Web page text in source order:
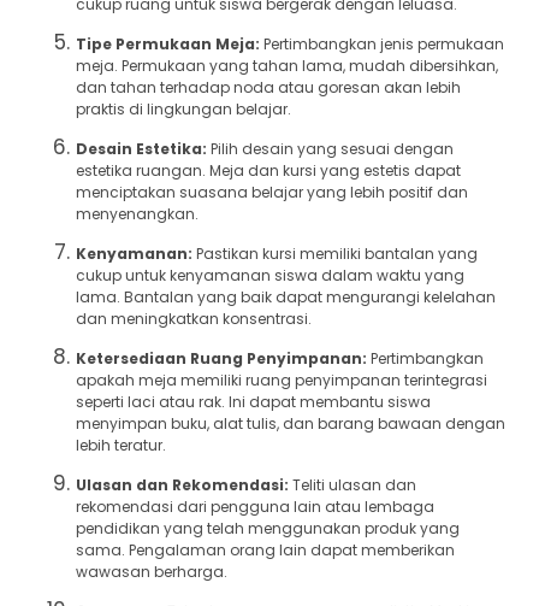
Tipe Permukaan Meja: Pertimbangkan jenis permukaan
meja. Permukaan yang tahan lama, mudah dibersihkan,
dan tahan terhadap noda atau goresan akan lebih
praktis di lingkungan belajar.
Desain Estetika: Pilih desain yang sesuai dengan
estetika ruangan. Meja dan kursi yang estetis dapat
menciptakan suasana belajar yang lebih positif dan
menyenangkan.
Kenyamanan: Pastikan kursi memiliki bantalan yang
cukup untuk kenyamanan siswa dalam waktu yang
lama. Bantalan yang baik dapat mengurangi kelelahan
dan meningkatkan konsentrasi.
Ketersediaan Ruang Penyimpanan: Pertimbangkan
apakah meja memiliki ruang penyimpanan terintegrasi
seperti laci atau rak. Ini dapat membantu siswa
menyimpan buku, alat tulis, dan barang bawaan dengan
lebih teratur.
Ulasan dan Rekomendasi: Teliti ulasan dan
rekomendasi dari pengguna lain atau lembaga
pendidikan yang telah menggunakan produk yang
sama. Pengalaman orang lain dapat memberikan
wawasan berharga.